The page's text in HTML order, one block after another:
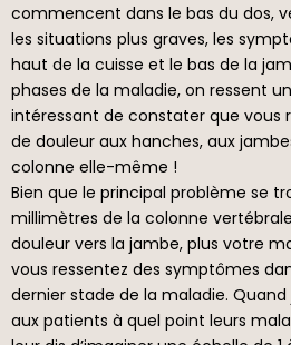
commencent dans le bas du dos,
les situations plus graves, les
haut de la cuisse et le bas de la
phases de la maladie, on ressent
intéressant de constater que vous
de douleur aux hanches, aux
colonne elle-même !
Bien que le principal problème se
millimètres de la colonne
douleur vers la jambe, plus votre
vous ressentez des symptômes
dernier stade de la maladie.
aux patients à quel point leurs